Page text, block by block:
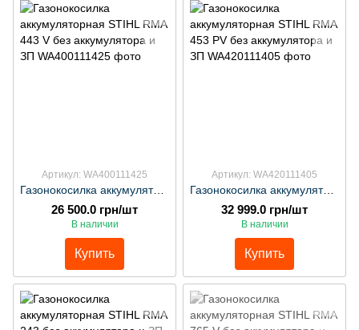
Артикул: WA400111425
Газонокосилка аккумуляторная STIHL RMA 443 V без аккумулятора и ЗП
26 500.0 грн/шт
В наличии
Купить
Артикул: WA420111405
Газонокосилка аккумуляторная STIHL RMA 453 PV без аккумулятора и ЗП
32 999.0 грн/шт
В наличии
Купить